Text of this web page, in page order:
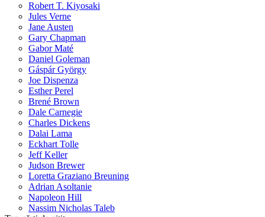
Robert T. Kiyosaki
Jules Verne
Jane Austen
Gary Chapman
Gabor Maté
Daniel Goleman
Gáspár György
Joe Dispenza
Esther Perel
Brené Brown
Dale Carnegie
Charles Dickens
Dalai Lama
Eckhart Tolle
Jeff Keller
Judson Brewer
Loretta Graziano Breuning
Adrian Asoltanie
Napoleon Hill
Nassim Nicholas Taleb